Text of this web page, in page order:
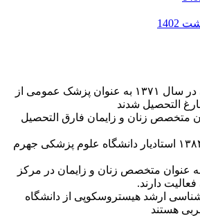
خانم دکتر زهرا زارعیان در سال ۱۳۷۱ به عنوان پزشک عمومی از
التحصیل شدند
به عنوان متخصص زنان و زایمان فارق التحصیل
ایشان از سال ۱۳۷۶ تا ۱۳۸۴ استادیار دانشگاه علوم پزشکی جهرم
تاکنون به عنوان متخصص زنان و زایمان در مرکز
ارشد هیستروسکوپی از دانشگاه
هستند